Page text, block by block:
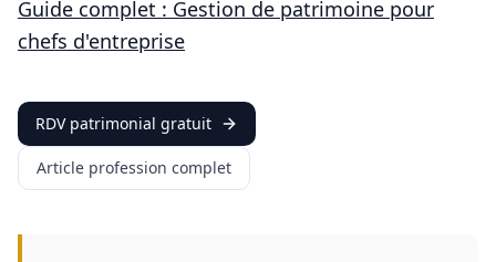
Guide complet : Gestion de patrimoine pour
chefs d'entreprise
RDV patrimonial gratuit
Article profession complet